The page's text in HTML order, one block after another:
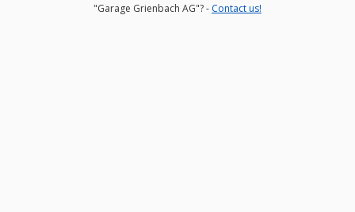
"Garage Grienbach AG"? - Contact us!